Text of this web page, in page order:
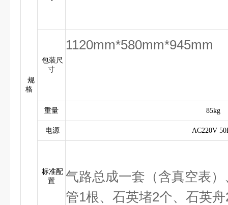
规
格
包装尺
寸
1120mm*580mm*945mm
重量 85kg
电源 AC220V
标准配
置
气路总成一套（含真空表
管1根、石英堵2个、石英